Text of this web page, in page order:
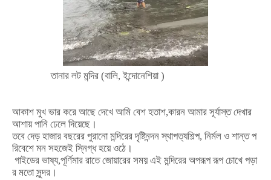
তানার লট মন্দির (বালি, ইন্দোনেশিয়া )
আকাশ মুখ ভার করে আছে দেখে আমি বেশ হতাশ,কারন আমার সূর্যাস্ত দেখার
আশায় পানি ঢেলে দিয়েছে।
তবে দেড় হাজার বছরের পুরানো মন্দিরের দৃষ্টিনন্দন স্থাপত্যশিল্প, নির্মল ও শান্ত প
রিবেশে মন সহজেই স্নিগ্ধ হয়ে ওঠে।
গাইডের ভাষ্য,পূর্ণিমার রাতে জোয়ারের সময় এই মন্দিরের অপরূপ রূপ চোখে পড়া
র মতো সুন্দর।